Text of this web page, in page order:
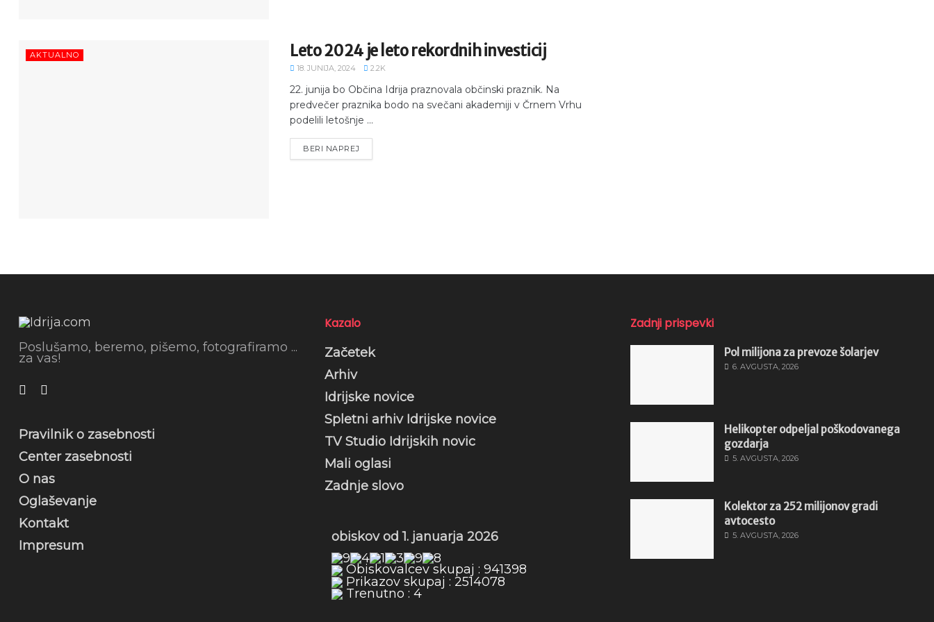
AKTUALNO Leto 2024 je leto rekordnih investicij
18. JUNIJA, 2024 2.2K
22. junija bo Občina Idrija praznovala občinski praznik. Na
predvečer praznika bodo na svečani akademiji v Črnem Vrhu
podelili letošnje ...
BERI NAPREJ
Poslušamo, beremo, pišemo, fotografiramo ...
za vas!
Pravilnik o zasebnosti
Center zasebnosti
O nas
Oglaševanje
Kontakt
Impresum
Kazalo
Začetek
Arhiv
Idrijske novice
Spletni arhiv Idrijske novice
TV Studio Idrijskih novic
Mali oglasi
Zadnje slovo
obiskov od 1. januarja 2026
Obiskovalcev skupaj : 941398
Prikazov skupaj : 2514078
Trenutno : 4
Zadnji prispevki
Pol milijona za prevoze šolarjev
6. AVGUSTA, 2026
Helikopter odpeljal poškodovanega
gozdarja
5. AVGUSTA, 2026
Kolektor za 252 milijonov gradi
avtocesto
5. AVGUSTA, 2026